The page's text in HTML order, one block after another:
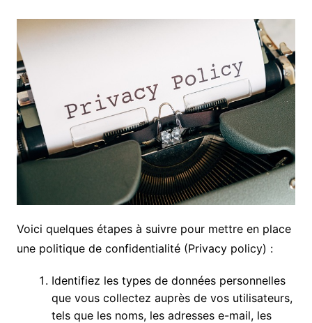
Voici quelques étapes à suivre pour mettre en place
une politique de confidentialité (Privacy policy) :
Identifiez les types de données personnelles
que vous collectez auprès de vos utilisateurs,
tels que les noms, les adresses e-mail, les